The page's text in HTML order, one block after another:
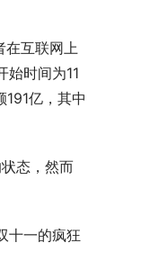
互联网上
始时间为11
191亿，其中
态，然而
十一的疯狂